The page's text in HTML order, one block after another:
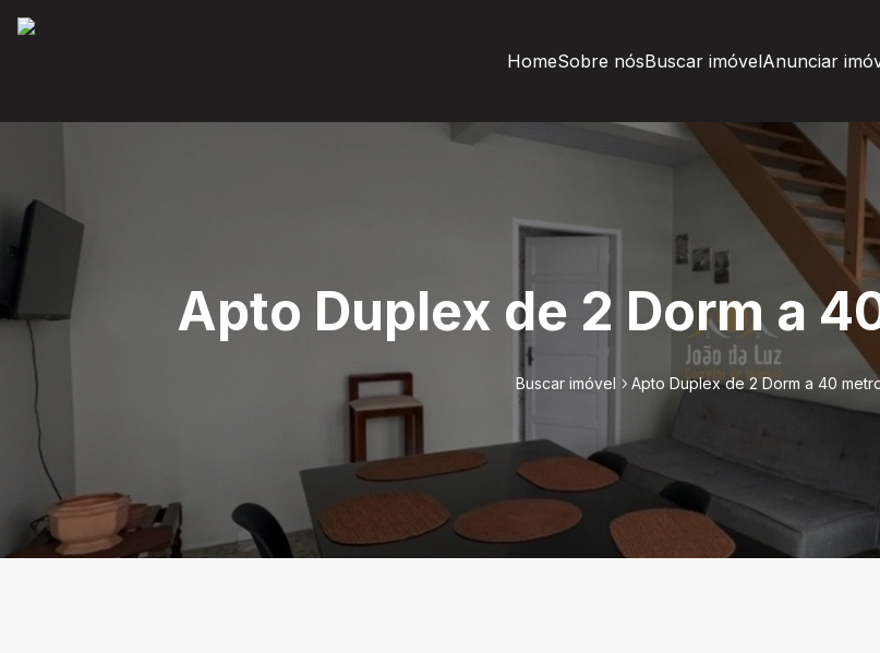
HomeSobre nósBuscar imóvelAnunciar
Apto Duplex de 2 Dorm a
Buscar imóvel Apto Duplex de 2 Dorm a 40